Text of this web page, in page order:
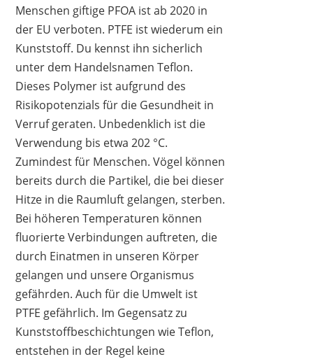
Menschen giftige PFOA ist ab 2020 in
der EU verboten. PTFE ist wiederum ein
Kunststoff. Du kennst ihn sicherlich
unter dem Handelsnamen Teflon.
Dieses Polymer ist aufgrund des
Risikopotenzials für die Gesundheit in
Verruf geraten. Unbedenklich ist die
Verwendung bis etwa 202 °C.
Zumindest für Menschen. Vögel können
bereits durch die Partikel, die bei dieser
Hitze in die Raumluft gelangen, sterben.
Bei höheren Temperaturen können
fluorierte Verbindungen auftreten, die
durch Einatmen in unseren Körper
gelangen und unsere Organismus
gefährden. Auch für die Umwelt ist
PTFE gefährlich. Im Gegensatz zu
Kunststoffbeschichtungen wie Teflon,
entstehen in der Regel keine